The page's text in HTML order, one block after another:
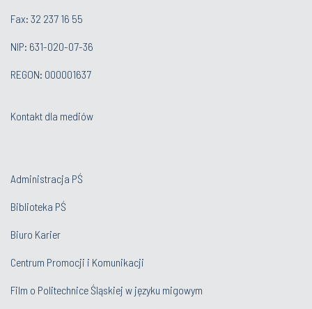
Fax: 32 237 16 55
NIP: 631-020-07-36
REGON: 000001637
Kontakt dla mediów
Administracja PŚ
Biblioteka PŚ
Biuro Karier
Centrum Promocji i Komunikacji
Film o Politechnice Śląskiej w języku migowym